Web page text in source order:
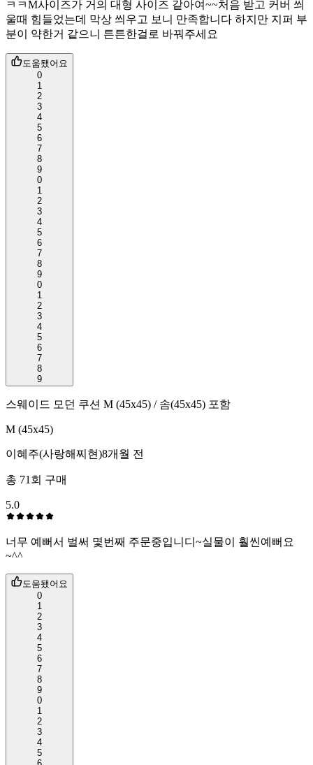
ㅋㅋM사이즈가 거의 대형 사이즈 같아여~~처음 받고 커버 씌
울때 힘들었는데 막상 씌우고 보니 만족합니다 하지만 지퍼 부
분이 약한거 같으니 튼튼한걸로 바꿔주세요
도움됐어요
0
1
2
3
4
5
6
7
8
9
0
1
2
3
4
5
6
7
8
9
0
1
2
3
4
5
6
7
8
9
스웨이드 모던 쿠션 M (45x45) / 솜(45x45) 포함
M (45x45)
이혜주(사랑해찌현)8개월 전
총 71 회 구매
5.0
너무 예뻐서 벌써 몇번째 주문중입니디~실물이 훨씬예뻐요
~^^
도움됐어요
0
1
2
3
4
5
6
7
8
9
0
1
2
3
4
5